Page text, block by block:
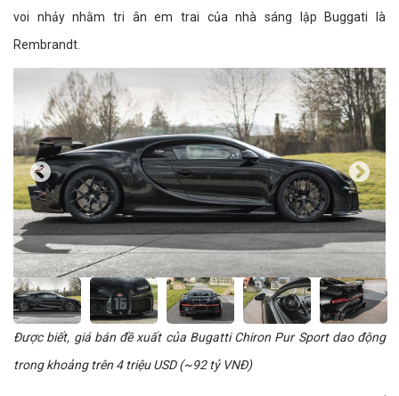
voi nhảy nhằm tri ân em trai của nhà sáng lập Buggati là
Rembrandt.
Được biết, giá bán đề xuất của Bugatti Chiron Pur Sport dao động
trong khoảng trên 4 triệu USD (~92 tỷ VNĐ)